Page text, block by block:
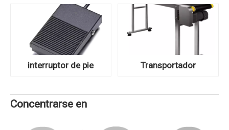
interruptor de pie Transportador
Concentrarse en